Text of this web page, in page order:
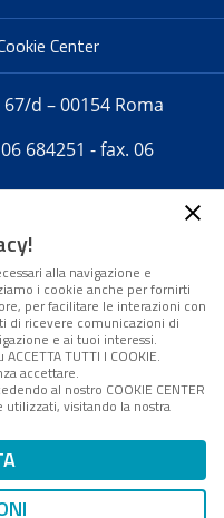
Center
d – 00154 Roma
684251 - fax. 06
telematica iscritta
Tribunale di Roma -
Direttore resp. Michela
a Direzione e
S.p.A. - FPA s.r.l.
di management
- R.E.A. Roma
AWS
alla navigazione e
i cookie anche per fornirti
per facilitare le interazioni con
di ricevere comunicazioni di
e ai tuoi interessi.
TUTTI I COOKIE.
accettare.
al nostro COOKIE CENTER
visitando la nostra